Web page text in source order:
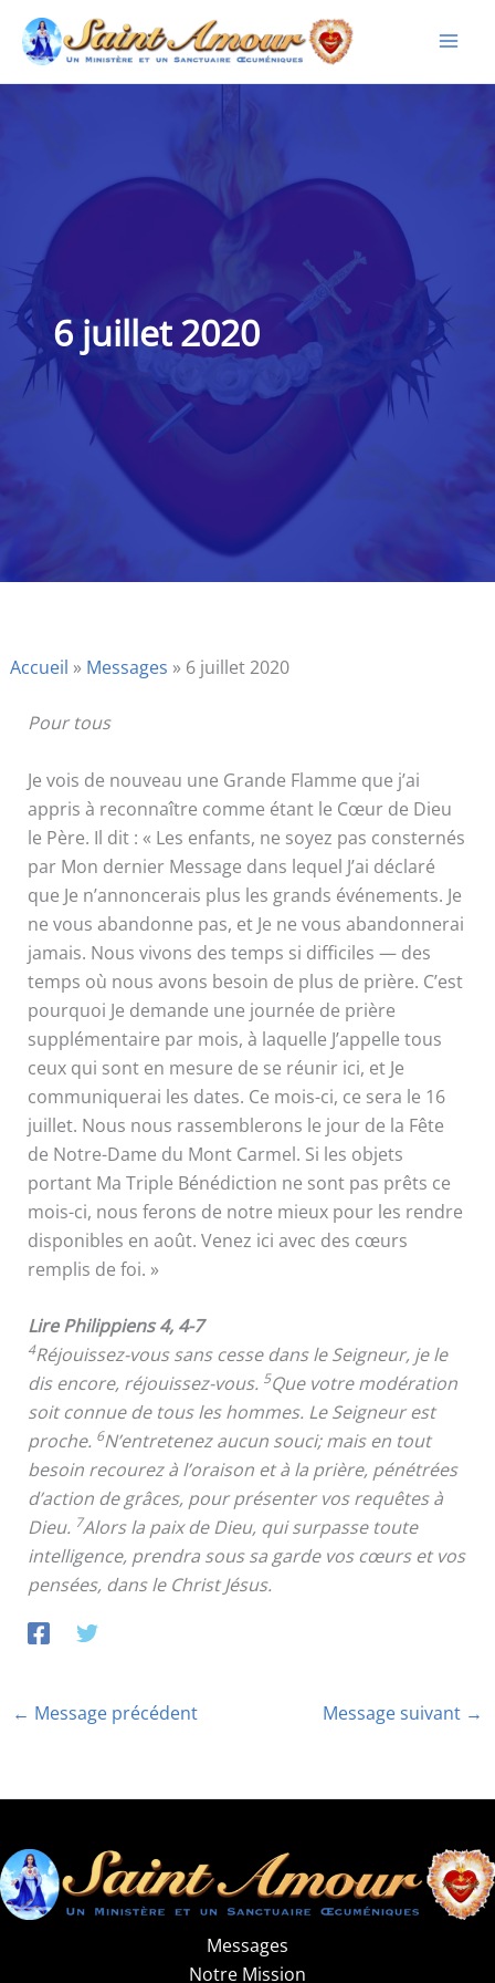
Aller
contenu
6 juillet 2020
Accueil » Messages » 6 juillet 2020
Pour tous
Je vois de nouveau une Grande Flamme que j’ai
appris à reconnaître comme étant le Cœur de Dieu
le Père. Il dit : « Les enfants, ne soyez pas consternés
par Mon dernier Message dans lequel J’ai déclaré
que Je n’annoncerais plus les grands événements. Je
ne vous abandonne pas, et Je ne vous abandonnerai
jamais. Nous vivons des temps si difficiles — des
temps où nous avons besoin de plus de prière. C’est
pourquoi Je demande une journée de prière
supplémentaire par mois, à laquelle J’appelle tous
ceux qui sont en mesure de se réunir ici, et Je
communiquerai les dates. Ce mois-ci, ce sera le 16
juillet. Nous nous rassemblerons le jour de la Fête
de Notre-Dame du Mont Carmel. Si les objets
portant Ma Triple Bénédiction ne sont pas prêts ce
mois-ci, nous ferons de notre mieux pour les rendre
disponibles en août. Venez ici avec des cœurs
remplis de foi. »
Lire Philippiens 4, 4-7
4Réjouissez-vous sans cesse dans le Seigneur, je le
dis encore, réjouissez-vous. 5Que votre modération
soit connue de tous les hommes. Le Seigneur est
proche. 6N’entretenez aucun souci; mais en tout
besoin recourez à l’oraison et à la prière, pénétrées
d’action de grâces, pour présenter vos requêtes à
Dieu. 7Alors la paix de Dieu, qui surpasse toute
intelligence, prendra sous sa garde vos cœurs et vos
pensées, dans le Christ Jésus.
← Message précédent Message suivant →
Messages
Notre Mission